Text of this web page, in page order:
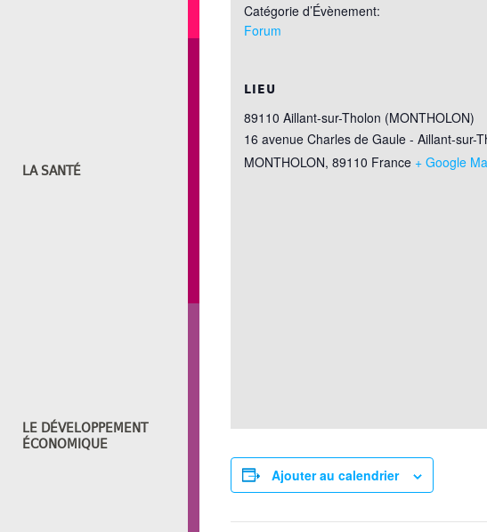
LA SANTÉ
LE DÉVELOPPEMENT
ÉCONOMIQUE
Catégorie d’Évènement:
Forum
LIEU
89110 Aillant-sur-Tholon (MONTHOLON)
16 avenue Charles de Gaule - Aillant-sur-
MONTHOLON, 89110 France + Google
Ajouter au calendrier